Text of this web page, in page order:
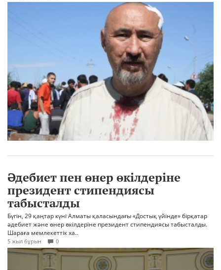
Әдебиет пен өнер өкілдеріне
президент стипендиясы
табысталды
Бүгін, 29 қаңтар күні Алматы қаласындағы «Достық үйінде» бірқатар
әдебиет және өнер өкілдеріне президент стипендиясы табысталды.
Шараға мемлекеттік ха..
5 жыл бұрын 0